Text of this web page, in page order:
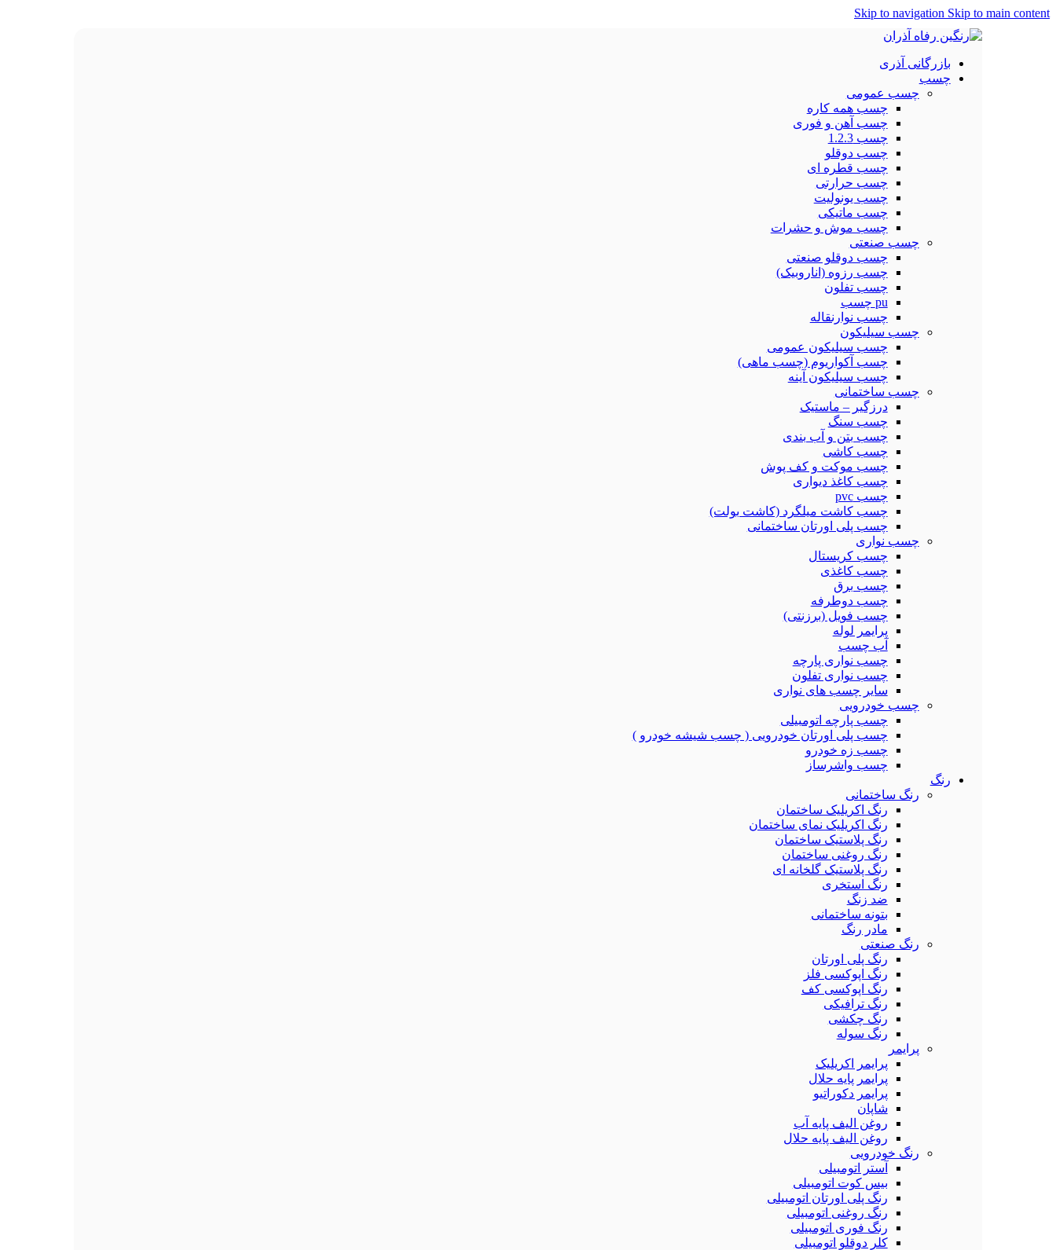
Skip to navigation Skip to main content
بازرگانی آذری
چسب
چسب عمومی
چسب همه کاره
چسب آهن و فوری
چسب 1.2.3
چسب دوقلو
چسب قطره ای
چسب حرارتی
چسب یونولیت
چسب ماتیکی
چسب موش و حشرات
چسب صنعتی
چسب دوقلو صنعتی
چسب رزوه (اناروبیک)
چسب تفلون
pu چسب
چسب نوارنقاله
چسب سیلیکون
چسب سیلیکون عمومی
چسب آکواریوم (چسب ماهی)
چسب سیلیکون آینه
چسب ساختمانی
درزگیر – ماستیک
چسب سنگ
چسب بتن و آب بندی
چسب کاشی
چسب موکت و کف پوش
چسب کاغذ دیواری
چسب pvc
چسب کاشت میلگرد (کاشت بولت)
چسب پلی اورتان ساختمانی
چسب نواری
چسب کریستال
چسب کاغذی
چسب برق
چسب دوطرفه
چسب فویل (برزنتی)
پرایمر لوله
آب چسب
چسب نواری پارچه
چسب نواری تفلون
سایر چسب های نواری
چسب خودرویی
چسب پارچه اتومبیلی
چسب پلی اورتان خودرویی ( چسب شیشه خودرو )
چسب زه خودرو
چسب واشرساز
رنگ
رنگ ساختمانی
رنگ اکریلیک ساختمان
رنگ اکریلیک نمای ساختمان
رنگ پلاستیک ساختمان
رنگ روغنی ساختمان
رنگ پلاستیک گلخانه ای
رنگ استخری
ضد زنگ
بتونه ساختمانی
مادر رنگ
رنگ صنعتی
رنگ پلی اورتان
رنگ اپوکسی فلز
رنگ اپوکسی کف
رنگ ترافیکی
رنگ چکشی
رنگ سوله
پرایمر
پرایمر اکریلیک
پرایمر پایه حلال
پرایمر دکوراتیو
شاپان
روغن الیف پایه آب
روغن الیف پایه حلال
رنگ خودرویی
آستر اتومبیلی
بیس کوت اتومبیلی
رنگ پلی اورتان اتومبیلی
رنگ روغنی اتومبیلی
رنگ فوری اتومبیلی
کلر دوقلو اتومبیلی